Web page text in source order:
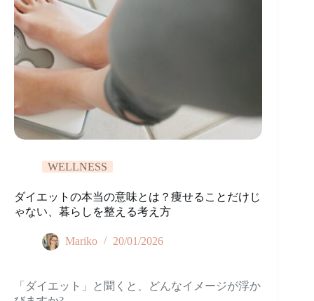
WELLNESS
ダイエットの本当の意味とは？痩せることだけじ
ゃない、暮らしを整える考え方
Mariko 20/01/2026
「ダイエット」と聞くと、どんなイメージが浮か